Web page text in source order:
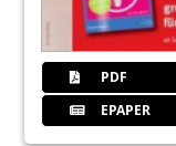
PDF
EPAPER